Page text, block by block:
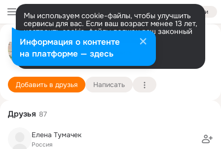
Войти
Мы используем cookie-файлы, чтобы улучшить
сервисы для вас. Если ваш возраст менее 13 лет,
настроить cookie-файлы должен ваш законный
представитель. Больше информации
Разрешить все Настроить
Кристина Власова
Павловская Слобода
Покровская школа
Подробнее
Добавить в друзья Написать
Друзья 87
Елена Тумачек
Россия
Информация о контенте
на платформе — здесь